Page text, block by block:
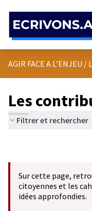
AGIR FACE A L’ENJEU /
Les
Filtrer et rechercher
Sur cette page,
citoyennes et les
idées approfondies.